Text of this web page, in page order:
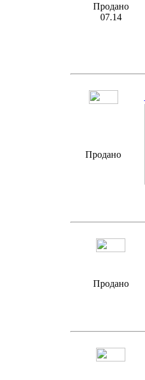
Продано
07.14
Продано
Продано